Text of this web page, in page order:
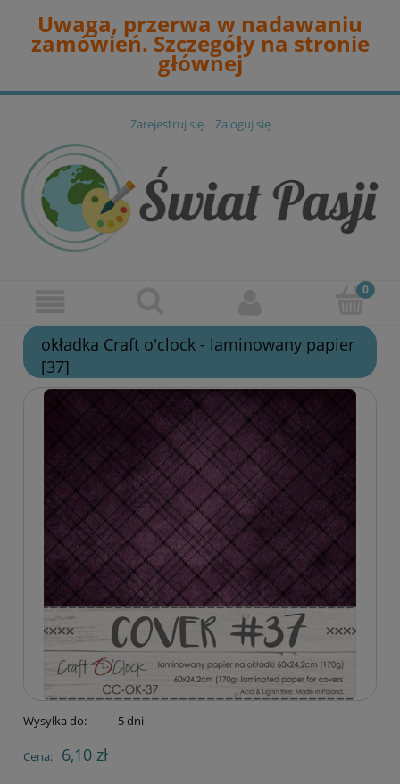
Uwaga, przerwa w nadawaniu
zamówień. Szczegóły na stronie
głównej
Zarejestruj się Zaloguj się
okładka Craft o'clock - laminowany papier
[37]
Wysyłka do: 5 dni
Cena: 6,10 zł